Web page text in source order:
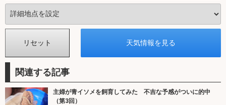
関連する記事
主婦が青イソメを飼育してみた 不吉な予感がついに的中
（第3回）